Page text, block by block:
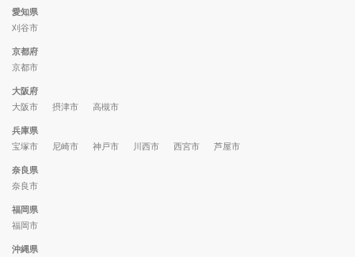
愛知県
刈谷市
京都府
京都市
大阪府
大阪市
摂津市 高槻市
兵庫県
宝塚市
尼崎市 神戸市 川西市 西宮市 芦屋市
奈良県
奈良市
福岡県
福岡市
沖縄県